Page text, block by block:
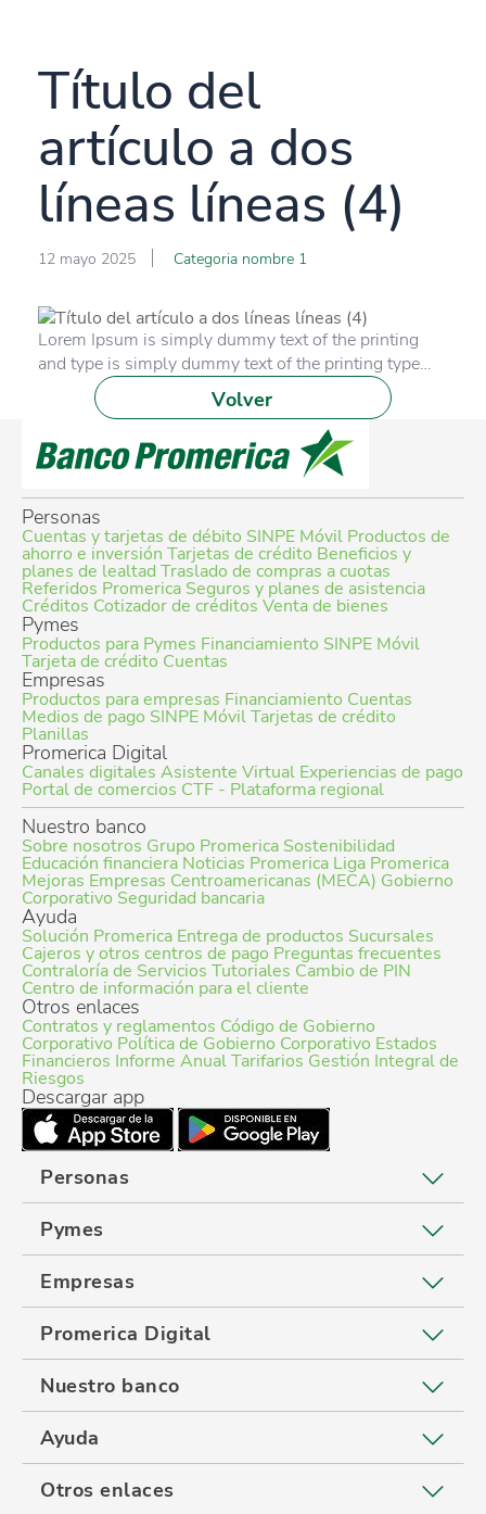
Título del
artículo a dos
líneas líneas (4)
12 mayo 2025 Categoria nombre 1
Lorem Ipsum is simply dummy text of the printing
and type is simply dummy text of the printing type…
Volver
Personas
Cuentas y tarjetas de débito SINPE Móvil Productos de
ahorro e inversión Tarjetas de crédito Beneficios y
planes de lealtad Traslado de compras a cuotas
Referidos Promerica Seguros y planes de asistencia
Créditos Cotizador de créditos Venta de bienes
Pymes
Productos para Pymes Financiamiento SINPE Móvil
Tarjeta de crédito Cuentas
Empresas
Productos para empresas Financiamiento Cuentas
Medios de pago SINPE MóvilTarjetas de crédito
Planillas
Promerica Digital
Canales digitales Asistente Virtual Experiencias de pago
Portal de comercios CTF - Plataforma regional
Nuestro banco
Sobre nosotros Grupo Promerica Sostenibilidad
Educación financiera Noticias Promerica Liga Promerica
Mejoras Empresas Centroamericanas (MECA) Gobierno
Corporativo Seguridad bancaria
Ayuda
Solución Promerica Entrega de productos Sucursales
Cajeros y otros centros de pago Preguntas frecuentes
Contraloría de Servicios Tutoriales Cambio de PIN
Centro de información para el cliente
Otros enlaces
Contratos y reglamentos Código de Gobierno
Corporativo Política de Gobierno Corporativo Estados
Financieros Informe AnualTarifarios Gestión Integral de
Riesgos
Descargar app
Personas
Pymes
Empresas
Promerica Digital
Nuestro banco
Ayuda
Otros enlaces